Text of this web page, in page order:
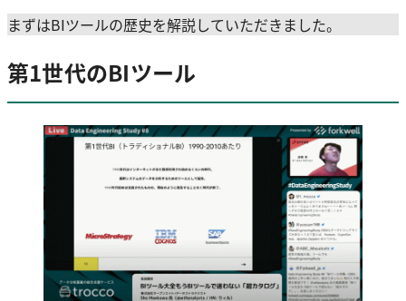
まずはBIツールの歴史を解説していただきました。
第1世代のBIツール